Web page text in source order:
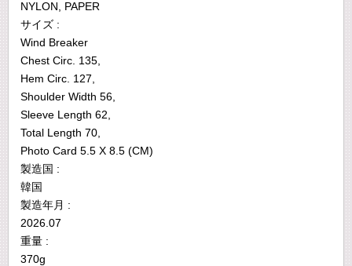
NYLON, PAPER
サイズ :
Wind Breaker
Chest Circ. 135,
Hem Circ. 127,
Shoulder Width 56,
Sleeve Length 62,
Total Length 70,
Photo Card 5.5 X 8.5 (CM)
製造国 :
韓国
製造年月 :
2026.07
重量 :
370g